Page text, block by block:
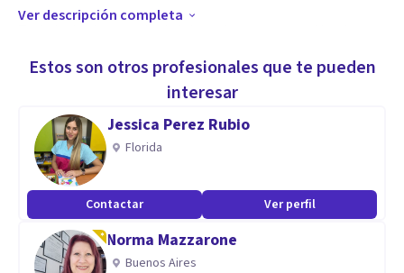
género, brindando también acompañamiento a la
comunidad LGBTIQ+ en procesos de autoconocimiento,
fortalecimiento personal y reconstrucción del sentido vital.
Creo en los encuentros donde la palabra y la escucha se
vuelven caminos para habitar la vida con más autenticidad y
serenidad.
Ver descripción completa
Estos son otros profesionales que te pueden
interesar
Jessica Perez Rubio
Florida
Contactar Ver perfil
Norma Mazzarone
Buenos Aires